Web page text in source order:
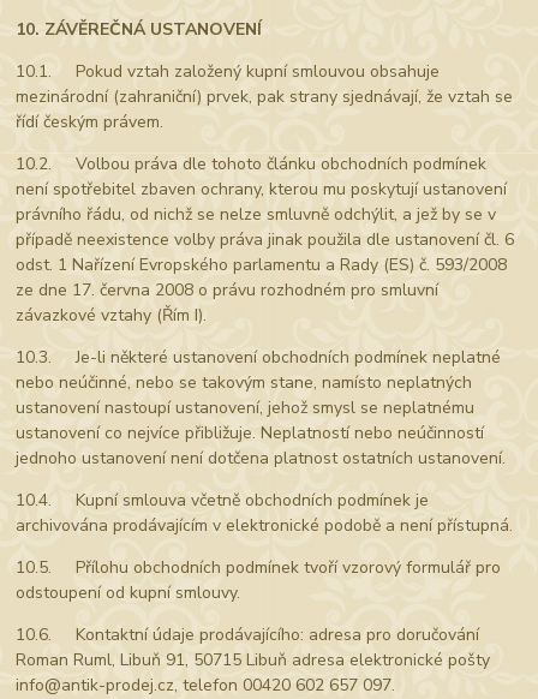
10. ZÁVĚREČNÁ USTANOVENÍ
10.1. Pokud vztah založený kupní smlouvou obsahuje
mezinárodní (zahraniční) prvek, pak strany sjednávají, že vztah se
řídí českým právem.
10.2. Volbou práva dle tohoto článku obchodních podmínek
není spotřebitel zbaven ochrany, kterou mu poskytují ustanovení
právního řádu, od nichž se nelze smluvně odchýlit, a jež by se v
případě neexistence volby práva jinak použila dle ustanovení čl. 6
odst. 1 Nařízení Evropského parlamentu a Rady (ES) č. 593/2008
ze dne 17. června 2008 o právu rozhodném pro smluvní
závazkové vztahy (Řím I).
10.3. Je-li některé ustanovení obchodních podmínek neplatné
nebo neúčinné, nebo se takovým stane, namísto neplatných
ustanovení nastoupí ustanovení, jehož smysl se neplatnému
ustanovení co nejvíce přibližuje. Neplatností nebo neúčinností
jednoho ustanovení není dotčena platnost ostatních ustanovení.
10.4. Kupní smlouva včetně obchodních podmínek je
archivována prodávajícím v elektronické podobě a není přístupná.
10.5. Přílohu obchodních podmínek tvoří vzorový formulář pro
odstoupení od kupní smlouvy.
10.6. Kontaktní údaje prodávajícího: adresa pro doručování
Roman Ruml, Libuň 91, 50715 Libuň adresa elektronické pošty
info@antik-prodej.cz, telefon 00420 602 657 097.